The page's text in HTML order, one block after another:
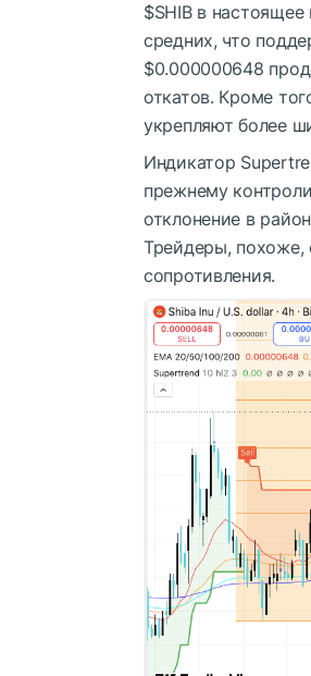
$SHIBв настоящее
средних, что
$0.000000648
откатов. Кроме
укрепляют более
Индикатор
прежнему
отклонение в
Трейдеры, похоже,
сопротивления.